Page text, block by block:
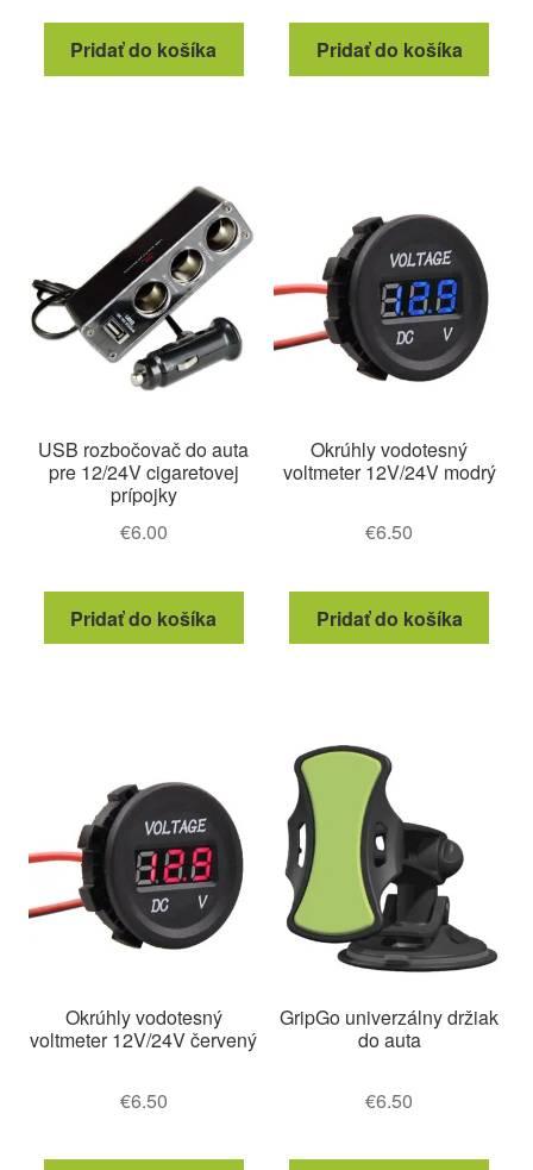
Pridať do košíka Pridať do košíka
USB rozbočovač do auta
pre 12/24V cigaretovej
prípojky
€6.00
Pridať do košíka
Okrúhly vodotesný
voltmeter 12V/24V modrý
€6.50
Pridať do košíka
Okrúhly vodotesný
voltmeter 12V/24V červený
€6.50
GripGo univerzálny držiak
do auta
€6.50